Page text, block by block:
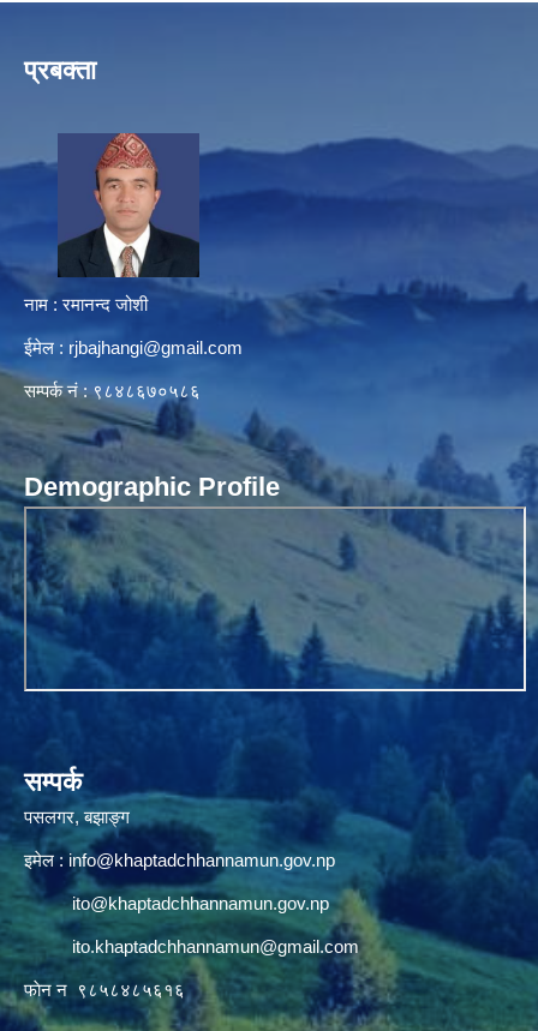
प्रबक्ता
नाम : रमानन्द जोशी
ईमेल : rjbajhangi@gmail.com
सम्पर्क नं : ९८४८६७०५८६
Demographic Profile
सम्पर्क
पसलगर, बझाङ्ग
इमेल : info@khaptadchhannamun.gov.np
ito@khaptadchhannamun.gov.np
ito.khaptadchhannamun@gmail.com
फाेन न‌‍‍ ९८५८४८५६१६